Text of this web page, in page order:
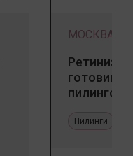
МОСКВА
готовим
пилингов
Пилинги